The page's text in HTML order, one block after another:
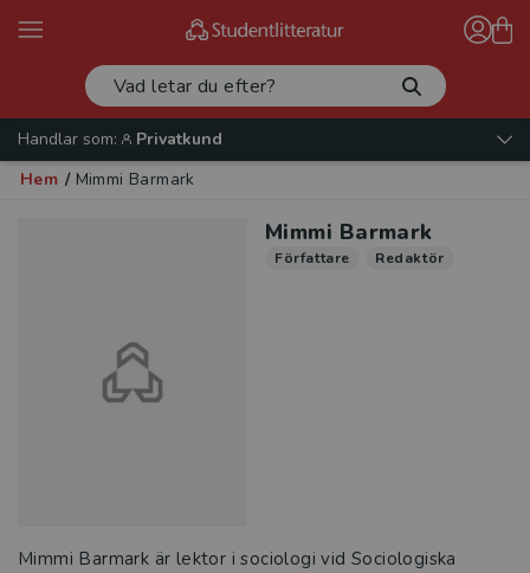
Handlar som:
Privatkund
Hem / Mimmi Barmark
Mimmi Barmark
Författare Redaktör
Mimmi Barmark är lektor i sociologi vid Sociologiska